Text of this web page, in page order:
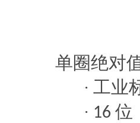
单圈绝对
· 工业
· 16 位